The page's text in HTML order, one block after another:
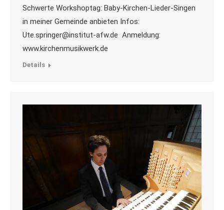
Schwerte Workshoptag: Baby-Kirchen-Lieder-Singen
in meiner Gemeinde anbieten Infos:
Ute.springer@institut-afw.de Anmeldung:
www.kirchenmusikwerk.de
Details